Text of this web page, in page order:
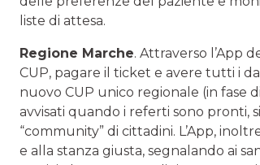
liste di attesa.
Regione Marche. Attraverso l’App
CUP, pagare il ticket e avere tutti i
nuovo CUP unico regionale (in fase
avvisati quando i referti sono pronti,
“community” di cittadini. L’App,
e alla stanza giusta, segnalando ai